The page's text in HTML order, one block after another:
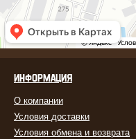
ИНФОРМАЦИЯ
О компании
Условия доставки
Условия обмена и возврата